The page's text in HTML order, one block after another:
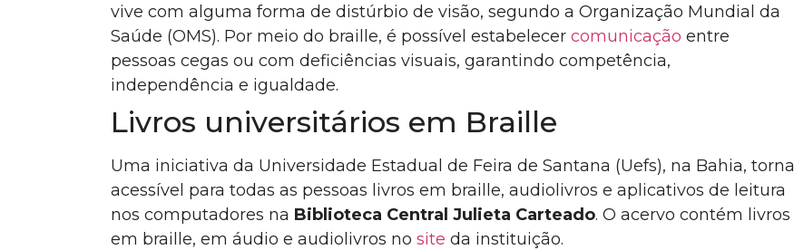
vive com alguma forma de distúrbio de visão, segundo a Organização Mundial da
Saúde (OMS). Por meio do braille, é possível estabelecer comunicação entre
pessoas cegas ou com deficiências visuais, garantindo competência,
independência e igualdade.
Livros universitários em Braille
Uma iniciativa da Universidade Estadual de Feira de Santana (Uefs), na Bahia, torna
acessível para todas as pessoas livros em braille, audiolivros e aplicativos de leitura
nos computadores na Biblioteca Central Julieta Carteado. O acervo contém livros
em braille, em áudio e audiolivros no site da instituição.